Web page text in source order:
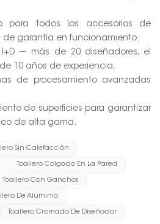
para todos los accesorios de
de garantía en funcionamiento.
--- más de 20 diseñadores, el
10 años de experiencia.
de procesamiento avanzadas
de superficies para garantizar
de alta gama.
Sin Calefacción
Toallero Colgado En La Pared
Toallero Con Ganchos
De Aluminio
Toallero Cromado De Diseñador